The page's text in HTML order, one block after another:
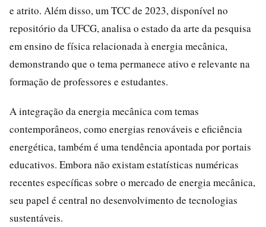
e atrito. Além disso, um TCC de 2023, disponível no
repositório da UFCG, analisa o estado da arte da pesquisa
em ensino de física relacionada à energia mecânica,
demonstrando que o tema permanece ativo e relevante na
formação de professores e estudantes.
A integração da energia mecânica com temas
contemporâneos, como energias renováveis e eficiência
energética, também é uma tendência apontada por portais
educativos. Embora não existam estatísticas numéricas
recentes específicas sobre o mercado de energia mecânica,
seu papel é central no desenvolvimento de tecnologias
sustentáveis.